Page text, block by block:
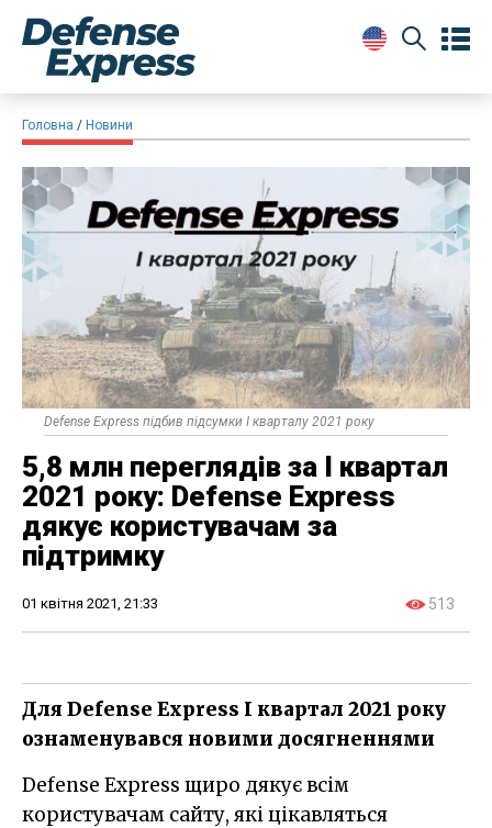
Головна Новини
Defense Express підбив підсумки I кварталу 2021 року
​5,8 млн переглядів за I квартал
2021 року: Defense Express
дякує користувачам за
підтримку
01 квітня 2021, 21:33 513
Для Defense Express I квартал 2021 року
ознаменувався новими досягненнями
Defense Express щиро дякує всім
користувачам сайту, які цікавляться